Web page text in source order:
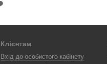
Клієнтам
Вхід до особистого кабінету